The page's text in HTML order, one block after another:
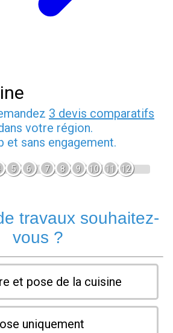
3 devis comparatifs
votre région.
et sans engagement.
5 6 7 8 9 10 11 12
travaux souhaitez-
vous ?
et pose de la cuisine
uniquement